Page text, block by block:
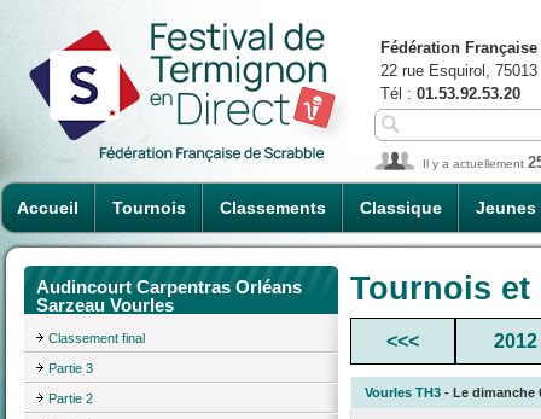
Accueil Tournois Classements Classique Jeunes
Fédération
22 rue Esquirol,
Tél : 01.53.92.53.20
Il y a actuellement
Audincourt Carpentras Orléans
Sarzeau Vourles
Classement final
Partie 3
Partie 2
Tournois
<<< 2012
Vourles TH3 - Le dimanche